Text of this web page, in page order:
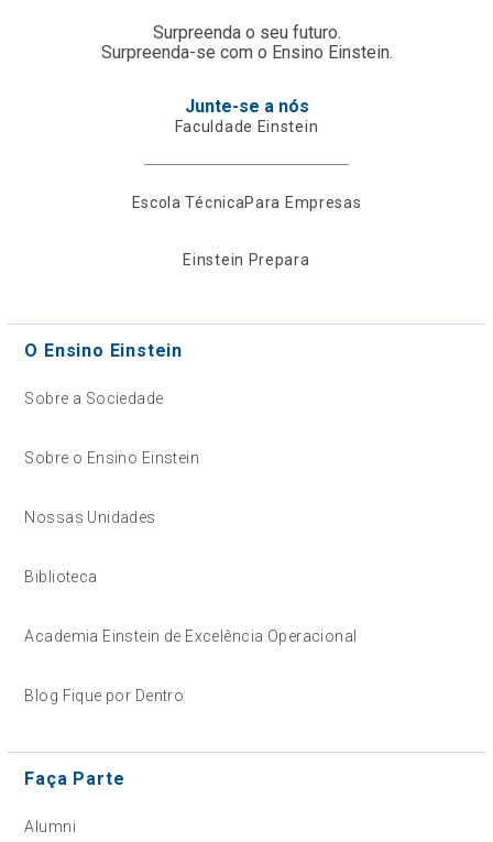
Surpreenda o seu futuro.
Surpreenda-se com o Ensino Einstein.
Junte-se a nós
Faculdade Einstein
Escola TécnicaPara Empresas
Einstein Prepara
O Ensino Einstein
Sobre a Sociedade
Sobre o Ensino Einstein
Nossas Unidades
Biblioteca
Academia Einstein de Excelência Operacional
Blog Fique por Dentro
Faça Parte
Alumni